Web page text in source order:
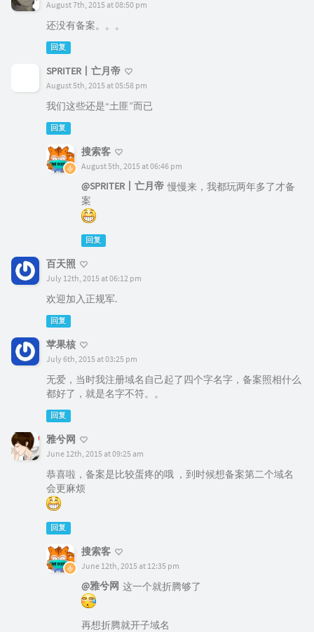
August 7th, 2015 at 08:50 pm
还没有备案。。。
回复
SPRITER丨亡月帝
August 5th, 2015 at 05:58 pm
我们这些还是“土匪”而已
回复
搜索客
August 5th, 2015 at 06:46 pm
@SPRITER丨亡月帝 慢慢来，我都玩两年多了才备
案
回复
百天照
July 12th, 2015 at 06:12 pm
欢迎加入正规军.
回复
苹果核
July 6th, 2015 at 03:25 pm
无爱，当时我注册域名自己起了四个字名字，备案照相什么
都好了，就是名字不符。。
回复
雅兮网
June 12th, 2015 at 09:25 am
恭喜啦，备案是比较蛋疼的哦 ，到时候想备案第二个域名
会更麻烦
回复
搜索客
June 12th, 2015 at 12:35 pm
@雅兮网 这一个就折腾够了
再想折腾就开子域名